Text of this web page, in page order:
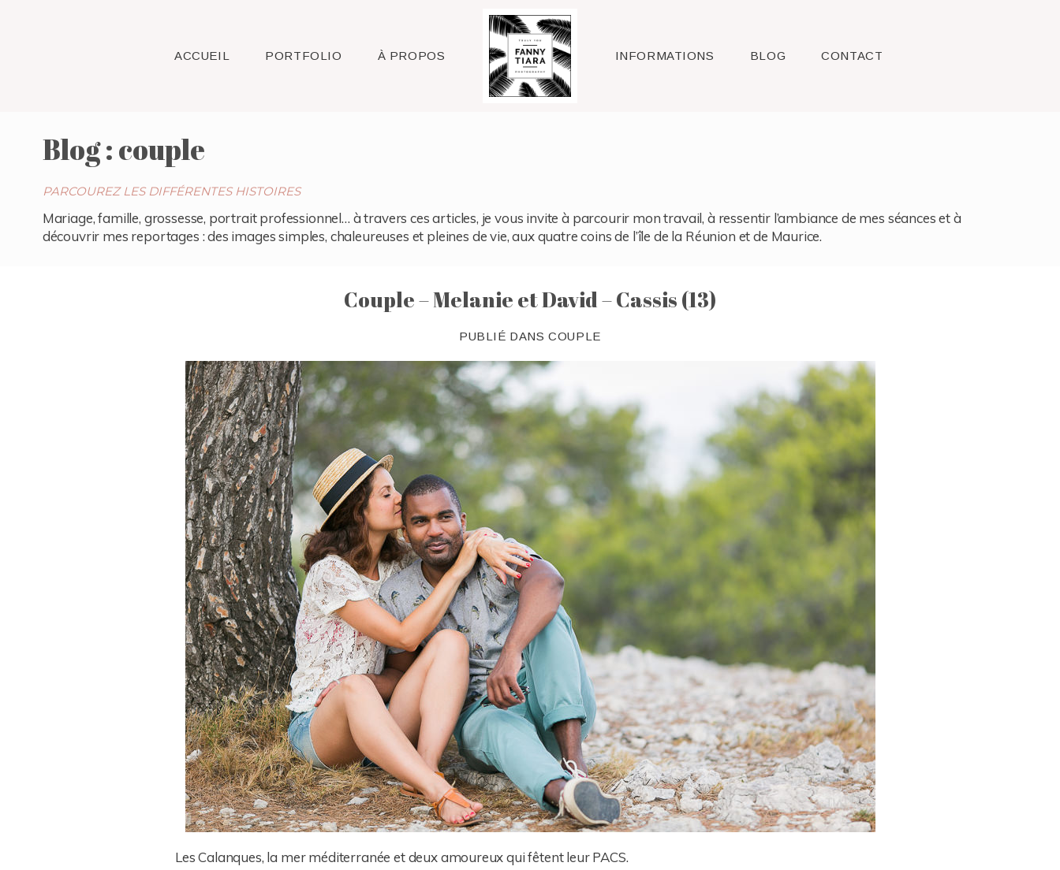
ACCUEIL PORTFOLIO À PROPOS Raleigh INFORMATIONS BLOG CONTACT
Blog : couple
PARCOUREZ LES DIFFÉRENTES HISTOIRES
Mariage, famille, grossesse, portrait professionnel… à travers ces articles, je vous invite à parcourir mon travail, à ressentir l’ambiance de mes séances et à
découvrir mes reportages : des images simples, chaleureuses et pleines de vie, aux quatre coins de l’île de la Réunion et de Maurice.
Couple – Melanie et David – Cassis (13)
PUBLIÉ DANSCOUPLE
Les Calanques, la mer méditerranée et deux amoureux qui fêtent leur PACS.